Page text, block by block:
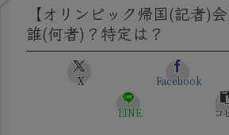
【オリンピック帰国(記者)
誰(何者)？特定は？
X Facebook
LINE コ